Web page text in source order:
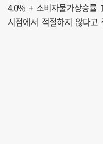
4.0% + 소비자물가상승률
시점에서 적절하지 않다고